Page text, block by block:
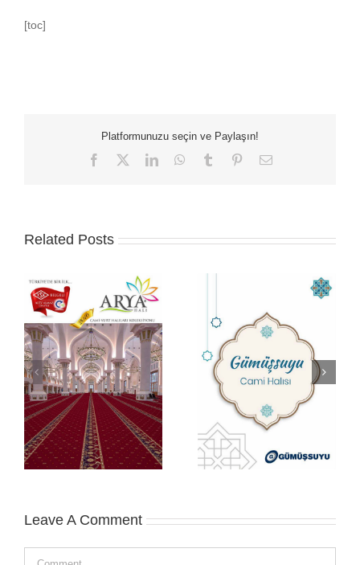
[toc]
Platformunuzu seçin ve Paylaşın!
Facebook LinkedInWhatsApp
Tumblr PinterestEmail
Related Posts
Gümüş Su Cami
Halıları
Cami Halısı Modelleri
Leave A Comment